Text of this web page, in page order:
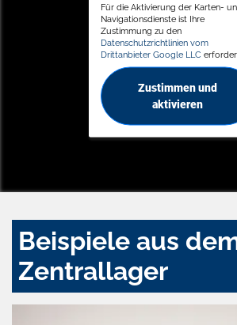
Für die Aktivierung der Karten-
Navigationsdienste ist Ihre
Zustimmung zu den
Datenschutzrichtlinien vom
Drittanbieter Google LLC
Zustimmen und
aktivieren
Beispiele aus
Zentrallager